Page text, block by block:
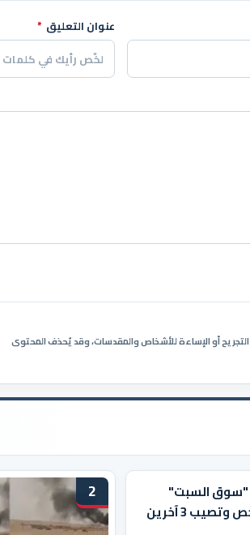
عنوان التعليق *
التجريح أو الإساءة للأشخاص والمقدسات، وقد يُحذف المحتوى
"سوق السبت"
تودي بحياة شخص وتصيب 3 آخرين
2